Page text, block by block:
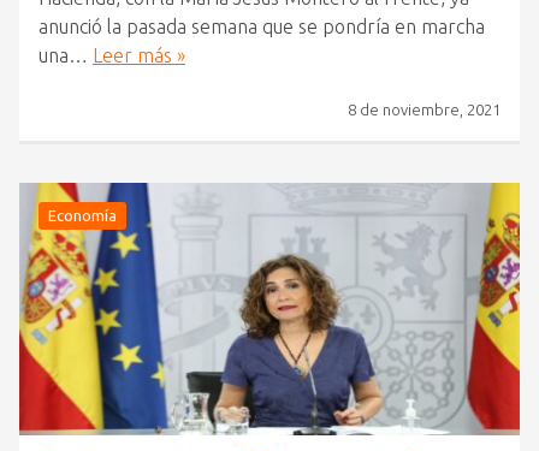
anunció la pasada semana que se pondría en marcha
una… Leer más »
8 de noviembre, 2021
Economía